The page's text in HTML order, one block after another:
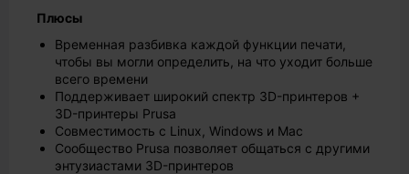
Плюсы
Временная разбивка каждой функции печати,
чтобы вы могли определить, на что уходит больше
всего времени
Поддерживает широкий спектр 3D-принтеров +
3D-принтеры Prusa
Совместимость с Linux, Windows и Mac
Сообщество Prusa позволяет общаться с другими
энтузиастами 3D-принтеров